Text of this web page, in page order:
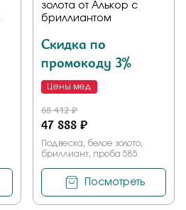
золота от Алькор с
бриллиантом
Скидка по
промокоду 3%
Цены мед
68 412 ₽
47 888 ₽
Подвеска, белое золото,
бриллиант, проба 585
Посмотреть